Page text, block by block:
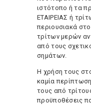
ιστότοπο ή τα
ΕΤΑΙΡΕΙΑΣ ή
περιουσιακά
τρίτων μερών
από τους
σημάτων.
Η χρήση τους
καμία
τους από
προϋποθέσεις